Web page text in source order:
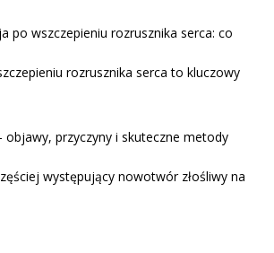
po wszczepieniu rozrusznika serca: co
rozrusznika serca to kluczowy
objawy, przyczyny i skuteczne metody
występujący nowotwór złośliwy na